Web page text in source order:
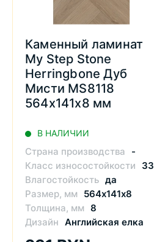
Каменный ламинат
My Step Stone
Herringbone Дуб
Мисти MS8118
564х141х8 мм
В НАЛИЧИИ
Страна производства
-
Класс износостойкости
33
Влагостойкость да
Размер, мм
564х141х8
Толщина, мм 8
Дизайн Английская елка